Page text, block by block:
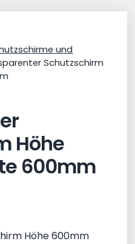
und
Schutzschirm
Höhe
600mm
Höhe 600mm